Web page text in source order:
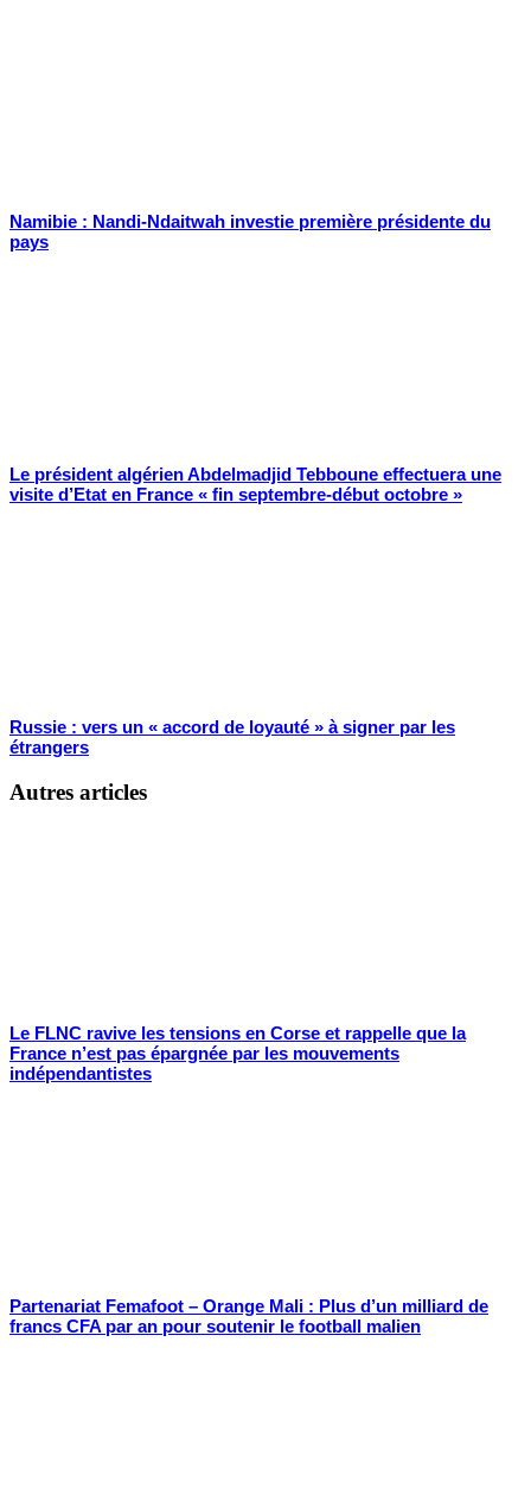
Namibie : Nandi-Ndaitwah investie première présidente du
pays
Le président algérien Abdelmadjid Tebboune effectuera une
visite d’Etat en France « fin septembre-début octobre »
Russie : vers un « accord de loyauté » à signer par les
étrangers
Autres articles
Le FLNC ravive les tensions en Corse et rappelle que la
France n’est pas épargnée par les mouvements
indépendantistes
Partenariat Femafoot – Orange Mali : Plus d’un milliard de
francs CFA par an pour soutenir le football malien